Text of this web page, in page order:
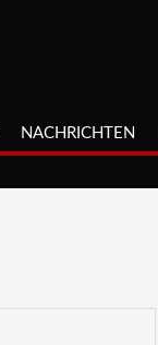
NACHRICHTEN